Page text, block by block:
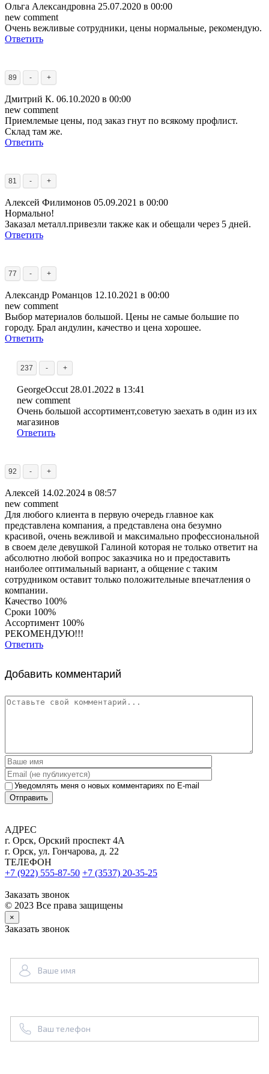
Ольга Александровна 25.07.2020 в 00:00
new comment
Очень вежливые сотрудники, цены нормальные, рекомендую.
Ответить
89 - +
Дмитрий К. 06.10.2020 в 00:00
new comment
Приемлемые цены, под заказ гнут по всякому профлист.
Склад там же.
Ответить
81 - +
Алексей Филимонов 05.09.2021 в 00:00
Нормально!
Заказал металл.привезли также как и обещали через 5 дней.
Ответить
77 - +
Александр Романцов 12.10.2021 в 00:00
new comment
Выбор материалов большой. Цены не самые большие по
городу. Брал андулин, качество и цена хорошее.
Ответить
237 - +
GeorgeOccut 28.01.2022 в 13:41
new comment
Очень большой ассортимент,советую заехать в один из их
магазинов
Ответить
92 - +
Алексей 14.02.2024 в 08:57
new comment
Для любого клиента в первую очередь главное как
представлена компания, а представлена она безумно
красивой, очень вежливой и максимально профессиональной
в своем деле девушкой Галиной которая не только ответит на
абсолютно любой вопрос заказчика но и предоставить
наиболее оптимальный вариант, а общение с таким
сотрудником оставит только положительные впечатления о
компании.
Качество 100%
Сроки 100%
Ассортимент 100%
РЕКОМЕНДУЮ!!!
Ответить
Добавить комментарий
Уведомлять меня о новых комментариях по E-mail
Отправить
АДРЕС
г. Орск, Орский проспект 4А
г. Орск, ул. Гончарова, д. 22
ТЕЛЕФОН
+7 (922) 555-87-50 +7 (3537) 20-35-25
Заказать звонок
© 2023 Все права защищены
×
Заказать звонок